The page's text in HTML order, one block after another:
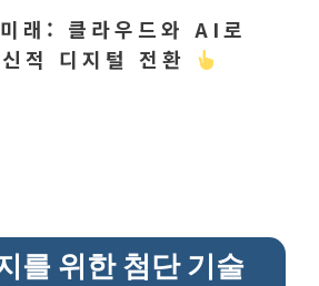
래: 클라우드와 AI로
적 디지털 전환
를 위한 첨단 기술